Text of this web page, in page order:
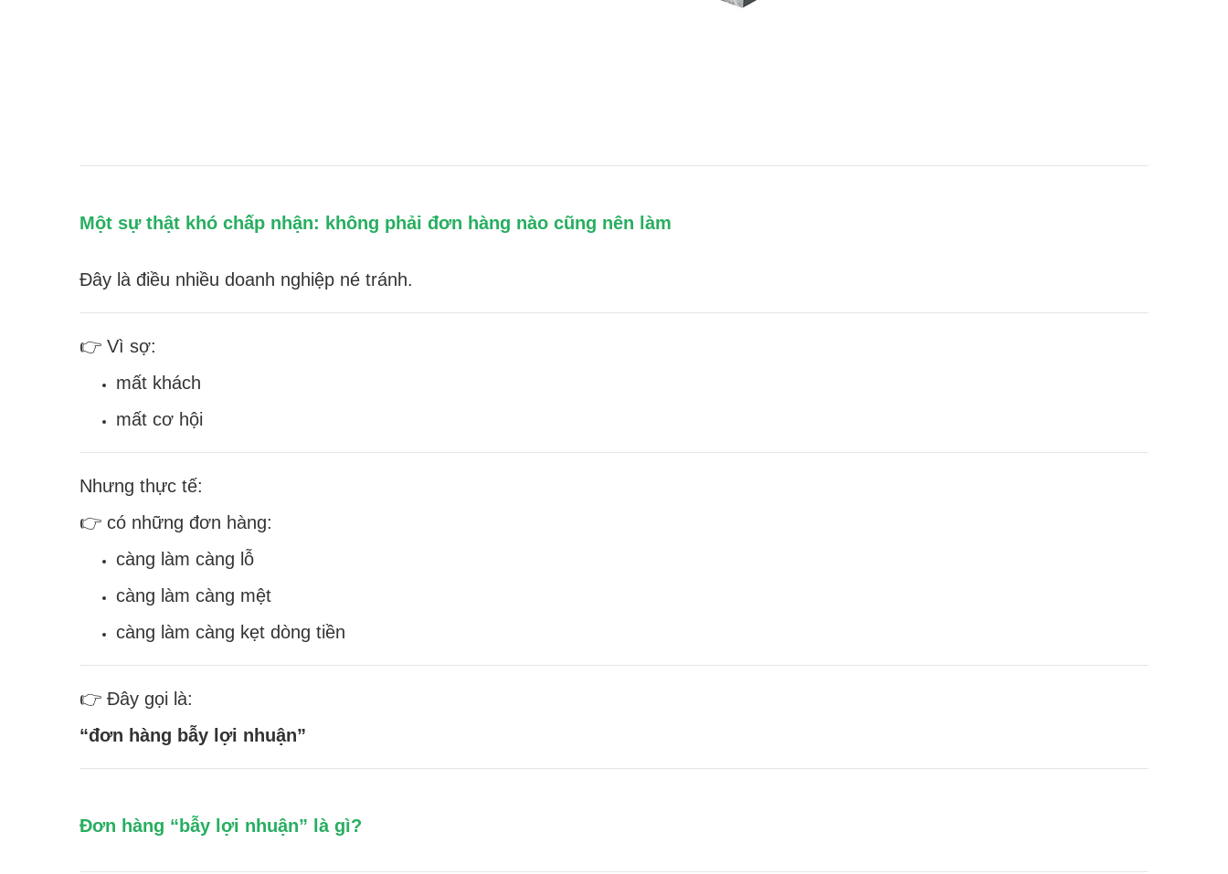
Một sự thật khó chấp nhận: không phải đơn hàng nào cũng nên làm
Đây là điều nhiều doanh nghiệp né tránh.
👉 Vì sợ:
mất khách
mất cơ hội
Nhưng thực tế:
👉 có những đơn hàng:
càng làm càng lỗ
càng làm càng mệt
càng làm càng kẹt dòng tiền
👉 Đây gọi là:
“đơn hàng bẫy lợi nhuận”
Đơn hàng “bẫy lợi nhuận” là gì?